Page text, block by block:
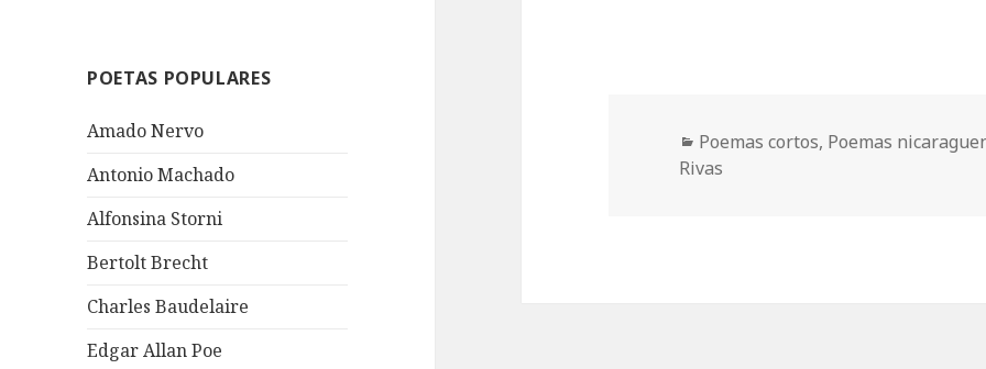
POETAS POPULARES
Amado Nervo
Antonio Machado
Alfonsina Storni
Bertolt Brecht
Charles Baudelaire
Edgar Allan Poe
Categorías
Poemas cortos, Poemas
Rivas